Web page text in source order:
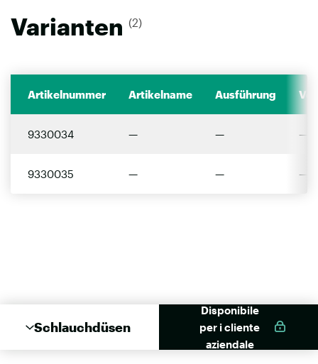
Varianten (2)
Artikelnummer Artikelname Ausführung
9330034 — — —
9330035 — — —
Schlauchdüsen
Disponibile
per i cliente
aziendale